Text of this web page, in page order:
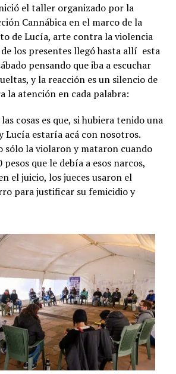
el taller organizado por la
Cannábica en el marco de la
de Lucía, arte contra la violencia
los presentes llegó hasta allí esta
pensando que iba a escuchar
y la reacción es un silencio de
la atención en cada palabra:
cosas es que, si hubiera tenido una
Lucía estaría acá con nosotros.
sólo la violaron y mataron cuando
que le debía a esos narcos,
el juicio, los jueces usaron el
para justificar su femicidio y